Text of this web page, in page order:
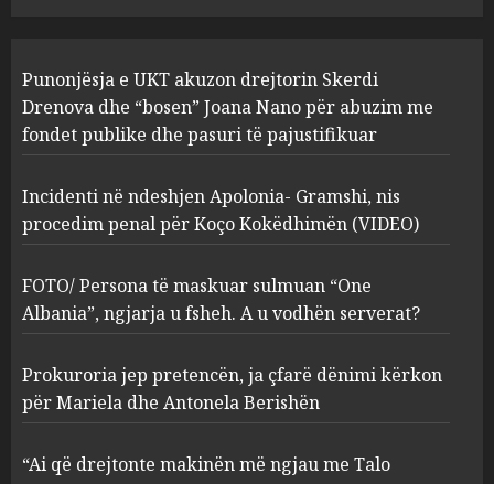
2
Apolonia- Gramshi, nis
procedim penal për Koço
Kokëdhimën (VIDEO)
MARCH 27, 2025
3
FOTO/ Persona të maskuar
sulmuan “One Albania”,
ngjarja u fsheh. A u vodhën
serverat?
MARCH 25, 2025
Prokuroria jep pretencën, ja
çfarë dënimi kërkon për
Berishën
Punonjësja e UKT akuzon drejtorin Skerdi
Drenova dhe “bosen” Joana Nano për abuzim me
fondet publike dhe pasuri të pajustifikuar
Incidenti në ndeshjen Apolonia- Gramshi, nis
procedim penal për Koço Kokëdhimën (VIDEO)
FOTO/ Persona të maskuar sulmuan “One
Albania”, ngjarja u fsheh. A u vodhën serverat?
Prokuroria jep pretencën, ja çfarë dënimi kërkon
për Mariela dhe Antonela Berishën
“Ai që drejtonte makinën më ngjau me Talo